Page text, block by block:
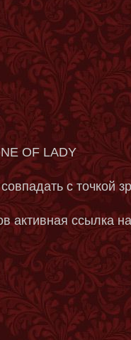
OF LADY
с точкой
активная ссылка